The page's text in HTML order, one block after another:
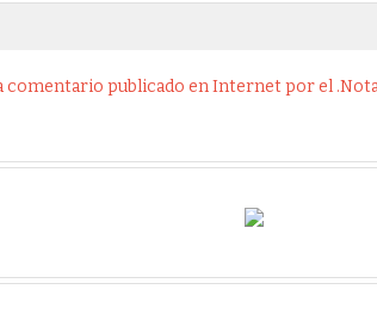
comentario publicado en Internet por el